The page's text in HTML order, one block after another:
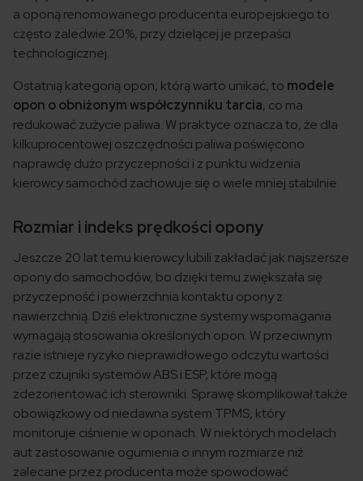
a oponą renomowanego producenta europejskiego to
często zaledwie 20%, przy dzielącej je przepaści
technologicznej.
Ostatnią kategorią opon, którą warto unikać, to modele
opon o obniżonym współczynniku tarcia, co ma
redukować zużycie paliwa. W praktyce oznacza to, że dla
kilkuprocentowej oszczędności paliwa poświęcono
naprawdę dużo przyczepności i z punktu widzenia
kierowcy samochód zachowuje się o wiele mniej stabilnie.
Rozmiar i indeks prędkości opony
Jeszcze 20 lat temu kierowcy lubili zakładać jak najszersze
opony do samochodów, bo dzięki temu zwiększała się
przyczepność i powierzchnia kontaktu opony z
nawierzchnią. Dziś elektroniczne systemy wspomagania
wymagają stosowania określonych opon. W przeciwnym
razie istnieje ryzyko nieprawidłowego odczytu wartości
przez czujniki systemów ABS i ESP, które mogą
zdezorientować ich sterowniki. Sprawę skomplikował także
obowiązkowy od niedawna system TPMS, który
monitoruje ciśnienie w oponach. W niektórych modelach
aut zastosowanie ogumienia o innym rozmiarze niż
zalecane przez producenta może spowodować